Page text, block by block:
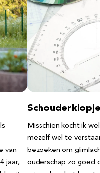
van
jaar,
Schouderklopje
Misschien kocht ik
mezelf wel te
bezoeken om
ouderschap zo goed